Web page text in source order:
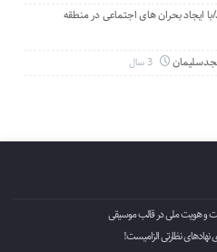
ایجاد بحران های اجتماعی در منطقه
3 سال
و هویت ملی در قالب موسیقی
نظارتی الزامیست!